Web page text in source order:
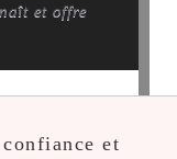
et offre
et